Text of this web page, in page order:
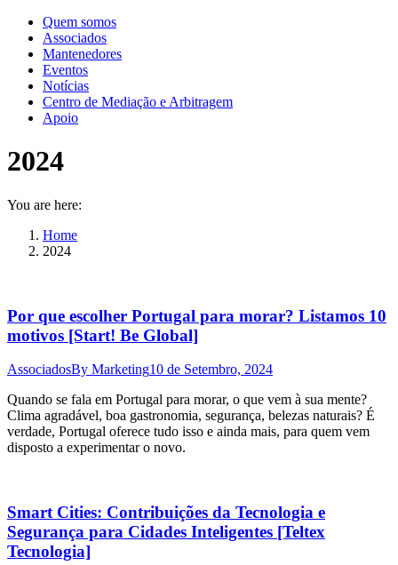
Quem somos
Associados
Mantenedores
Eventos
Notícias
Centro de Mediação e Arbitragem
Apoio
2024
You are here:
Home
2024
Por que escolher Portugal para morar? Listamos 10
motivos [Start! Be Global]
AssociadosBy Marketing10 de Setembro, 2024
Quando se fala em Portugal para morar, o que vem à sua mente?
Clima agradável, boa gastronomia, segurança, belezas naturais? É
verdade, Portugal oferece tudo isso e ainda mais, para quem vem
disposto a experimentar o novo.
Smart Cities: Contribuições da Tecnologia e
Segurança para Cidades Inteligentes [Teltex
Tecnologia]